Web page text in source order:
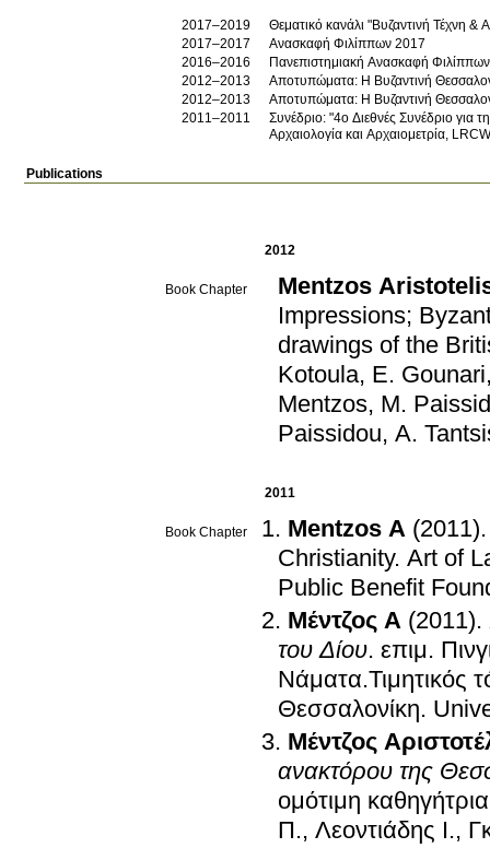
2017–2019
Θεματικό κανάλι "Βυζαντινή Τέχνη &
2017–2017
Ανασκαφή Φιλίππων 2017
2016–2016
Πανεπιστημιακή Ανασκαφή
2012–2013
Αποτυπώματα: Η Βυζαντινή
2012–2013
Αποτυπώματα: Η Βυζαντινή
2011–2011
Συνέδριο: "4ο Διεθνές Συνέδριο για
Αρχαιολογία και Αρχαιομετρία,
Publications
2012
Book Chapter
Mentzos
Impressions;
drawings of the
Kotoula, E.
Mentzos, M.
Paissidou, A.
2011
Book Chapter Mentzos A (2011)
Christianity. Art of
Public Benefit
Μέντζος Α (2011).
του Δίου. επιμ.
Νάματα.Τιμητικός
Θεσσαλονίκη.
Μέντζος
ανακτόρου της
ομότιμη
Π., Λεοντιάδης Ι.,